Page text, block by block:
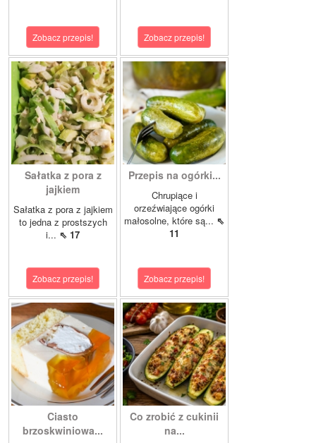
Zobacz przepis! Zobacz przepis!
Sałatka z pora z
jajkiem
Sałatka z pora z jajkiem
to jedna z prostszych
i... ⇖ 17
Zobacz przepis!
Przepis na ogórki...
Chrupiące i
orzeźwiające ogórki
małosolne, które są... ⇖
11
Zobacz przepis!
Ciasto
brzoskwiniowa...
Co zrobić z cukinii
na...